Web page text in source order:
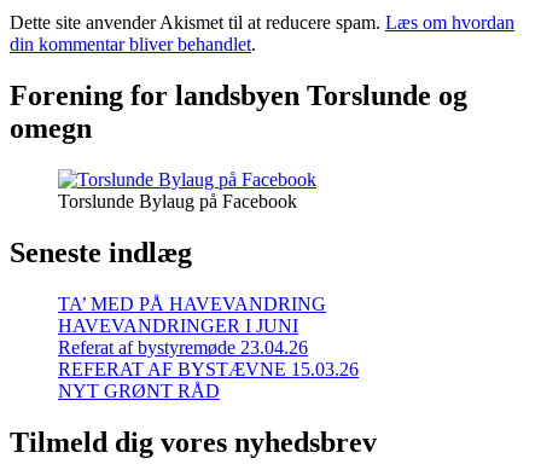
Dette site anvender Akismet til at reducere spam. Læs om hvordan
din kommentar bliver behandlet.
Forening for landsbyen Torslunde og
omegn
Torslunde Bylaug på Facebook
Seneste indlæg
TA’ MED PÅ HAVEVANDRING
HAVEVANDRINGER I JUNI
Referat af bystyremøde 23.04.26
REFERAT AF BYSTÆVNE 15.03.26
NYT GRØNT RÅD
Tilmeld dig vores nyhedsbrev